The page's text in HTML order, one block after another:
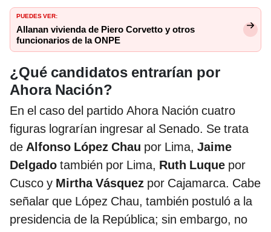
PUEDES VER:
Allanan vivienda de Piero Corvetto y otros
funcionarios de la ONPE
¿Qué candidatos entrarían por
Ahora Nación?
En el caso del partido Ahora Nación cuatro
figuras lograrían ingresar al Senado. Se trata
de Alfonso López Chau por Lima, Jaime
Delgado también por Lima, Ruth Luque por
Cusco y Mirtha Vásquez por Cajamarca. Cabe
señalar que López Chau, también postuló a la
presidencia de la República; sin embargo, no